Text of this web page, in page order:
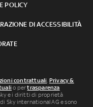
POLICY
DI ACCESSIBILITÀ
contrattuali Privacy &
o pertrasparenza
e i diritti di proprietà
Sky international AG e sono